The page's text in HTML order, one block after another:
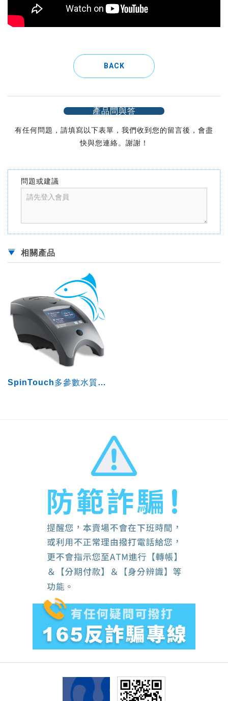
BACK
產品問與答
有任何問題，請填寫以下表單，我們收到您的留言後，會盡
快與您連絡。謝謝！
問題或建議
相關產品
SpinTouch多參數水質快速分析儀